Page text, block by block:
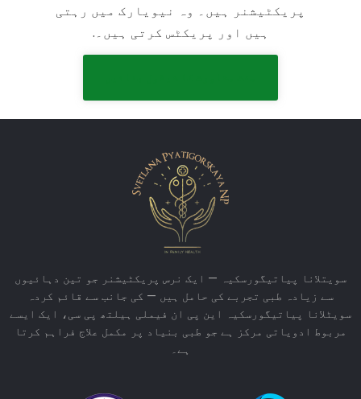
پریکٹیشنر ہیں۔ وہ نیویارک میں رہتی
ہیں اور پریکٹس کرتی ہیں۔.
سویتلانا پیاتیگورسکیہ — ایک نرس پریکٹیشنر جو تین دہائیوں
سے زیادہ طبی تجربے کی حامل ہیں — کی جانب سے قائم کردہ
سویٹلانا پیاتیگورسکیہ این پی ان فیملی ہیلتھ پی سی، ایک ایسے
مربوط ادویاتی مرکز ہے جو طبی بنیاد پر مکمل علاج فراہم کرتا
ہے۔